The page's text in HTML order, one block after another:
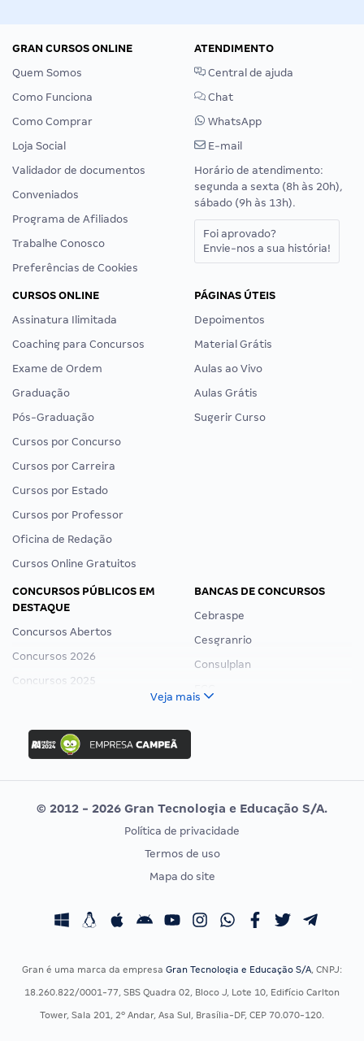
GRAN CURSOS ONLINE
Quem Somos
Como Funciona
Como Comprar
Loja Social
Validador de documentos
Conveniados
Programa de Afiliados
Trabalhe Conosco
Preferências de Cookies
ATENDIMENTO
Central de ajuda
Chat
WhatsApp
E-mail
Horário de atendimento:
segunda a sexta (8h às 20h),
sábado (9h às 13h).
Foi aprovado?
Envie-nos a sua história!
CURSOS ONLINE
Assinatura Ilimitada
Coaching para Concursos
Exame de Ordem
Graduação
Pós-Graduação
Cursos por Concurso
Cursos por Carreira
Cursos por Estado
Cursos por Professor
Oficina de Redação
Cursos Online Gratuitos
PÁGINAS ÚTEIS
Depoimentos
Material Grátis
Aulas ao Vivo
Aulas Grátis
Sugerir Curso
CONCURSOS PÚBLICOS EM
DESTAQUE
Concursos Abertos
Concursos 2026
Concursos 2025
Concurso Nacional Unificado
Concurso Ibama
Concurso MPU
Editais publicados
BANCAS DE CONCURSOS
Cebraspe
Cesgranrio
Consulplan
Vunesp
CONCURSOS POR PROFISSÃO
Concursos Fiscais
EXAME DE ORDEM
Calendário OAB
Veja mais
© 2012 - 2026 Gran Tecnologia e Educação S/A.
Política de privacidade
Termos de uso
Mapa do site
Gran é uma marca da empresa Gran Tecnologia e Educação S/A, CNPJ:
18.260.822/0001-77, SBS Quadra 02, Bloco J, Lote 10, Edifício Carlton
Tower, Sala 201, 2º Andar, Asa Sul, Brasília-DF, CEP 70.070-120.